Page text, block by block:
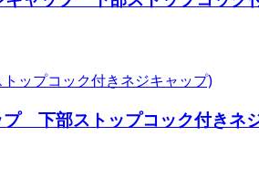
プ 下部ストップコック付きネ